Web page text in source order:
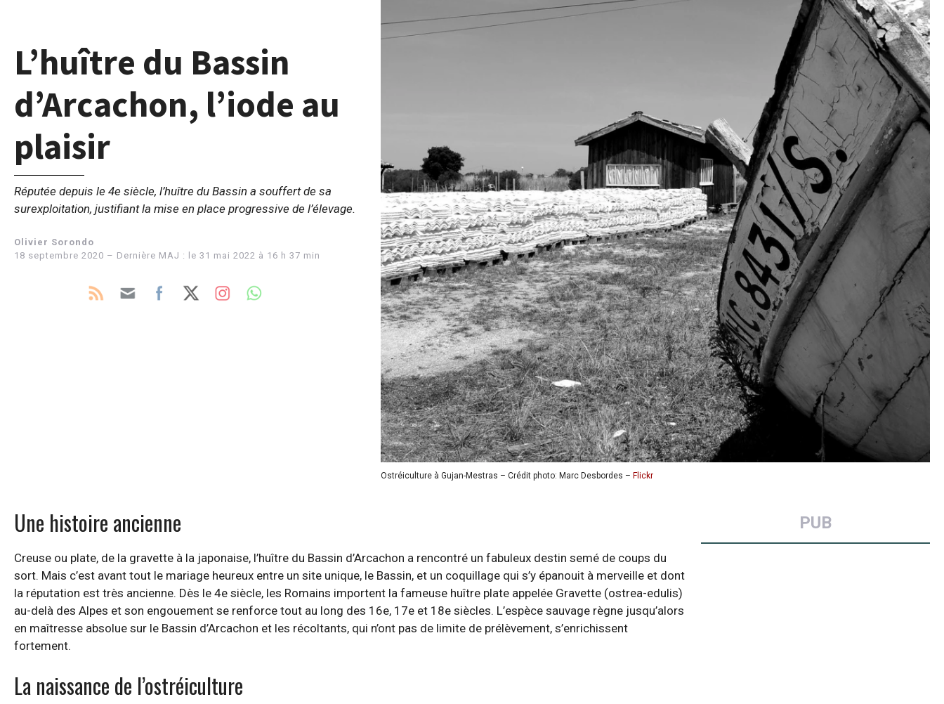
L’huître du Bassin
d’Arcachon, l’iode au
plaisir
Réputée depuis le 4e siècle, l’huître du Bassin a souffert de sa
surexploitation, justifiant la mise en place progressive de l’élevage.
Olivier Sorondo
18 septembre 2020 – Dernière MAJ : le 31 mai 2022 à 16 h 37 min
Ostréiculture à Gujan-Mestras – Crédit photo: Marc Desbordes – Flickr
Une histoire ancienne
Creuse ou plate, de la gravette à la japonaise, l’huître du Bassin d’Arcachon a rencontré un fabuleux destin semé de coups du
sort. Mais c’est avant tout le mariage heureux entre un site unique, le Bassin, et un coquillage qui s’y épanouit à merveille et dont
la réputation est très ancienne. Dès le 4e siècle, les Romains importent la fameuse huître plate appelée Gravette (ostrea-edulis)
au-delà des Alpes et son engouement se renforce tout au long des 16e, 17e et 18e siècles. L’espèce sauvage règne jusqu’alors
en maîtresse absolue sur le Bassin d’Arcachon et les récoltants, qui n’ont pas de limite de prélèvement, s’enrichissent
fortement.
La naissance de l’ostréiculture
PUB